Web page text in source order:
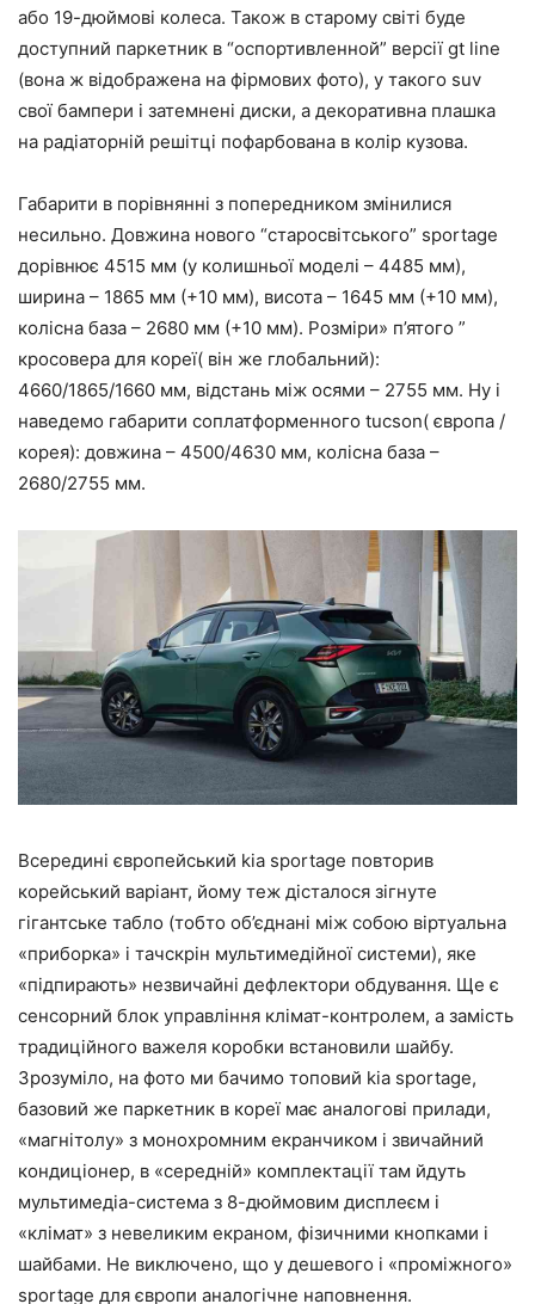
або 19-дюймові колеса. Також в старому світі буде
доступний паркетник в “оспортивленной” версії gt line
(вона ж відображена на фірмових фото), у такого suv
свої бампери і затемнені диски, а декоративна плашка
на радіаторній решітці пофарбована в колір кузова.
Габарити в порівнянні з попередником змінилися
несильно. Довжина нового “старосвітського” sportage
дорівнює 4515 мм (у колишньої моделі – 4485 мм),
ширина – 1865 мм (+10 мм), висота – 1645 мм (+10 мм),
колісна база – 2680 мм (+10 мм). Розміри» п’ятого ”
кросовера для кореї( він же глобальний):
4660/1865/1660 мм, відстань між осями – 2755 мм. Ну і
наведемо габарити соплатформенного tucson( європа /
корея): довжина – 4500/4630 мм, колісна база –
2680/2755 мм.
Всередині європейський kia sportage повторив
корейський варіант, йому теж дісталося зігнуте
гігантське табло (тобто об’єднані між собою віртуальна
«приборка» і тачскрін мультимедійної системи), яке
«підпирають» незвичайні дефлектори обдування. Ще є
сенсорний блок управління клімат-контролем, а замість
традиційного важеля коробки встановили шайбу.
Зрозуміло, на фото ми бачимо топовий kia sportage,
базовий же паркетник в кореї має аналогові прилади,
«магнітолу» з монохромним екранчиком і звичайний
кондиціонер, в «середній» комплектації там йдуть
мультимедіа-система з 8-дюймовим дисплеєм і
«клімат» з невеликим екраном, фізичними кнопками і
шайбами. Не виключено, що у дешевого і «проміжного»
sportage для європи аналогічне наповнення.